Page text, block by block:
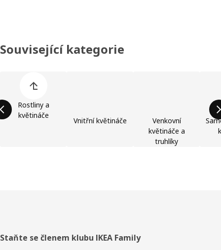
Související kategorie
Rostliny a
květináče
Vnitřní květináče
Venkovní
květináče a
truhlíky
Zápatí
Staňte se členem klubu IKEA Family